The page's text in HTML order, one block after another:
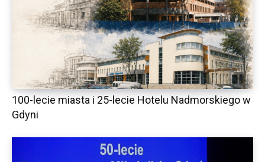
100-lecie miasta i 25-lecie Hotelu Nadmorskiego w
Gdyni